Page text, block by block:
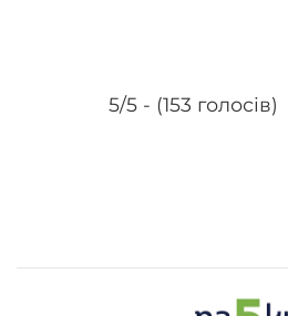
5/5 - (153 голосів)